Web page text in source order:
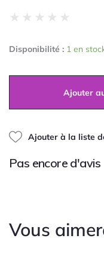
★ ★ ★ ★ ★
5
Disponibilité : 1 en
de
Y
Acier
Ajouter
Ajouter à la liste
Pas encore d'avis
Vous